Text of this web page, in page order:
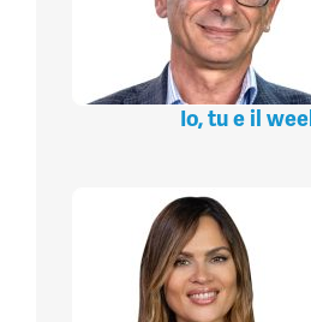
Io, tu e il